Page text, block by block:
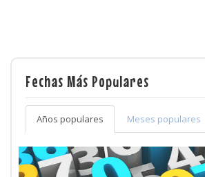
Fechas Más Populares
Años populares Meses populares